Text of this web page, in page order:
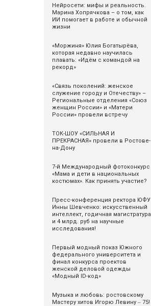
Нейросети: мифы и реальность.
Марина Хопрячкова – о том, как
ИИ помогает в работе и обычной
жизни
«Моржиня» Юлия Богатырёва,
которая недавно научилась
плавать: «Идём с командой на
рекорд»
«Связь поколений: женское
служение городу и Отечеству» –
Региональные отделения «Союз
женщин России» и «Матери
России» провели встречу
ТОК-ШОУ «СИЛЬНАЯ И
ПРЕКРАСНАЯ» провели в Ростове-
на-Дону
7-й Международный фотоконкурс
«Мама и дети в национальных
костюмах». Как принять участие?
Пресс-конференция ректора ЮФУ
Инны Шевченко: искусственный
интеллект, годичная магистратура
и 4 млрд. руб на научные
исследования!
Первый модный показ Южного
федерального университета и
финал конкурса проектов
женской деловой одежды
«Модный ID-код»
Музыка и любовь: ростовскому
Мастеру хитов Игорю Левину ‒ 75!